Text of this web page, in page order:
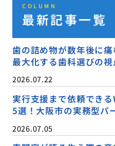
COLUMN
最新記事一覧
歯の詰め物が数年後に
最大化する歯科選びの視
2026.07.22
実行支援まで依頼でき
5選！大阪市の実務型パ
2026.07.05